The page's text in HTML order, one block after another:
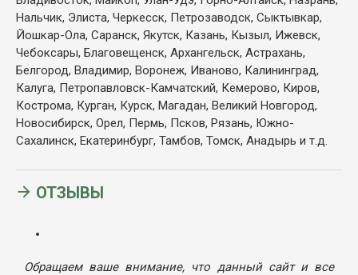
Нальчик, Элиста, Черкесск, Петрозаводск, Сыктывкар,
Йошкар-Ола, Саранск, Якутск, Казань, Кызыл, Ижевск,
Чебоксары, Благовещенск, Архангельск, Астрахань,
Белгород, Владимир, Воронеж, Иваново, Калининград,
Калуга, Петропавловск-Камчатский, Кемерово, Киров,
Кострома, Курган, Курск, Магадан, Великий Новгород,
Новосибирск, Орел, Пермь, Псков, Рязань, Южно-
Сахалинск, Екатеринбург, Тамбов, Томск, Анадырь и т.д.
ОТЗЫВЫ
Обращаем ваше внимание, что данный сайт и все